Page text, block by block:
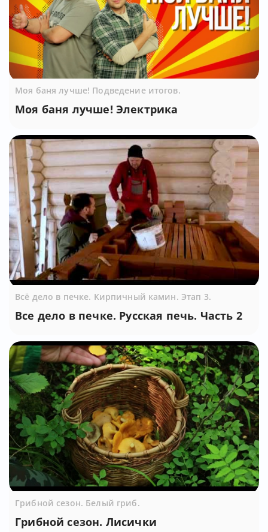
Моя баня лучше! Подведение итогов.
Моя баня лучше! Электрика
Всё дело в печке. Кирпичный камин. Этап 3.
Все дело в печке. Русская печь. Часть 2
Грибной сезон. Белый гриб.
Грибной сезон. Лисички